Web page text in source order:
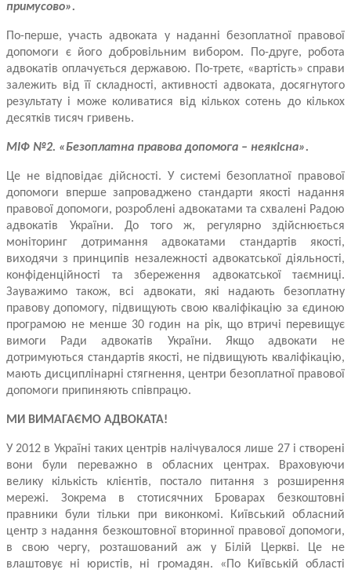
примусово».
По-перше, участь адвоката у наданні безоплатної правової
допомоги є його добровільним вибором. По-друге, робота
адвокатів оплачується державою. По-третє, «вартість» справи
залежить від її складності, активності адвоката, досягнутого
результату і може коливатися від кількох сотень до кількох
десятків тисяч гривень.
МІФ №2. «Безоплатна правова допомога – неякісна».
Це не відповідає дійсності. У системі безоплатної правової
допомоги вперше запроваджено стандарти якості надання
правової допомоги, розроблені адвокатами та схвалені Радою
адвокатів України. До того ж, регулярно здійснюється
моніторинг дотримання адвокатами стандартів якості,
виходячи з принципів незалежності адвокатської діяльності,
конфіденційності та збереження адвокатської таємниці.
Зауважимо також, всі адвокати, які надають безоплатну
правову допомогу, підвищують свою кваліфікацію за єдиною
програмою не менше 30 годин на рік, що втричі перевищує
вимоги Ради адвокатів України. Якщо адвокати не
дотримуються стандартів якості, не підвищують кваліфікацію,
мають дисциплінарні стягнення, центри безоплатної правової
допомоги припиняють співпрацю.
МИ ВИМАГАЄМО АДВОКАТА!
У 2012 в Україні таких центрів налічувалося лише 27 і створені
вони були переважно в обласних центрах. Враховуючи
велику кількість клієнтів, постало питання з розширення
мережі. Зокрема в стотисячних Броварах безкоштовні
правники були тільки при виконкомі. Київський обласний
центр з надання безкоштовної вторинної правової допомоги,
в свою чергу, розташований аж у Білій Церкві. Це не
влаштовує ні юристів, ні громадян. «По Київській області